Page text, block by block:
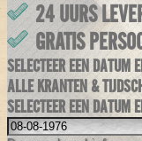
24 UURS
GRATIS
SELECTEER EEN DATUM
ALLE KRANTEN &
SELECTEER EEN DATUM